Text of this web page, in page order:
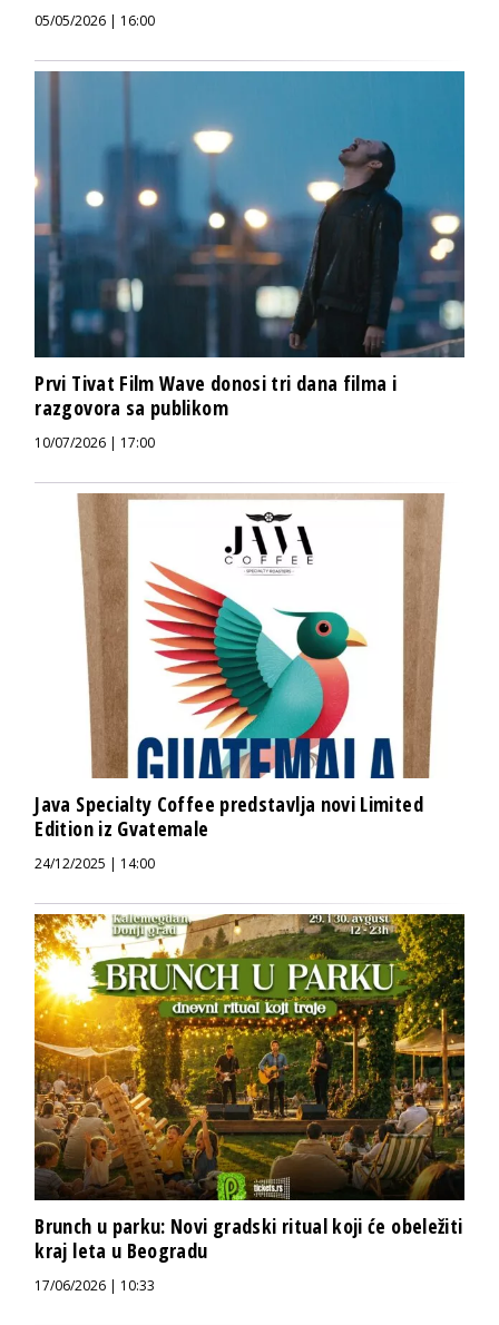
05/05/2026 | 16:00
Prvi Tivat Film Wave donosi tri dana filma i
razgovora sa publikom
10/07/2026 | 17:00
Java Specialty Coffee predstavlja novi Limited
Edition iz Gvatemale
24/12/2025 | 14:00
Brunch u parku: Novi gradski ritual koji će obeležiti
kraj leta u Beogradu
17/06/2026 | 10:33